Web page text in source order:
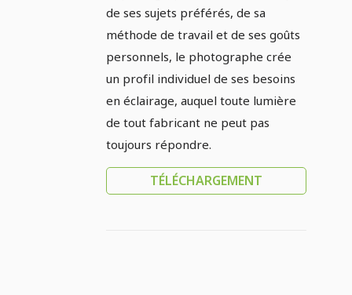
de ses sujets préférés, de sa
méthode de travail et de ses goûts
personnels, le photographe crée
un profil individuel de ses besoins
en éclairage, auquel toute lumière
de tout fabricant ne peut pas
toujours répondre.
TÉLÉCHARGEMENT